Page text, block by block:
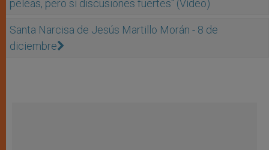
peleas, pero sí discusiones fuertes" (Vídeo)
Santa Narcisa de Jesús Martillo Morán - 8 de
diciembre